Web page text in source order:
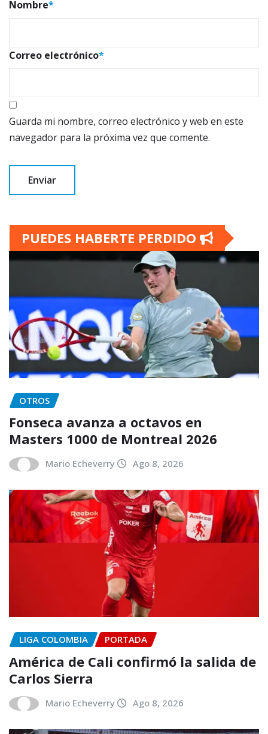
Nombre*
Correo electrónico*
Guarda mi nombre, correo electrónico y web en este
navegador para la próxima vez que comente.
PUEDES HABERTE PERDIDO
OTROS
Fonseca avanza a octavos en
Masters 1000 de Montreal 2026
Mario Echeverry Ago 8, 2026
LIGA COLOMBIA PORTADA
América de Cali confirmó la salida de
Carlos Sierra
Mario Echeverry Ago 8, 2026